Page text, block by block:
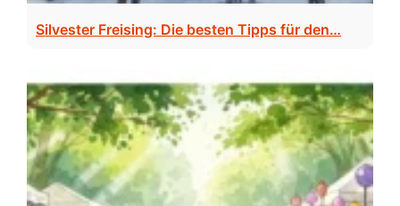
Silvester Freising: Die besten Tipps für den…